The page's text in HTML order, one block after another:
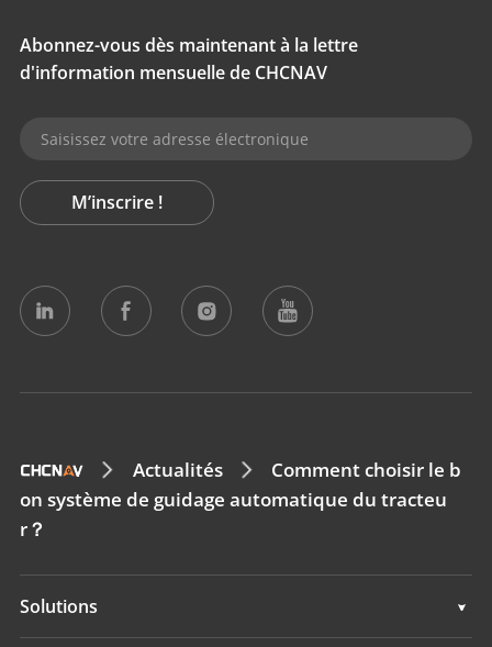
Abonnez-vous dès maintenant à la lettre
d'information mensuelle de CHCNAV
M’inscrire !
Actualités
Comment choisir le b
on système de guidage automatique du tracteu
r？
Solutions